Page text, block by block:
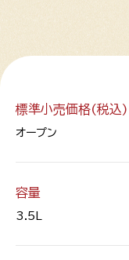
標準小売価格(税込)
オープン
容量
3.5L